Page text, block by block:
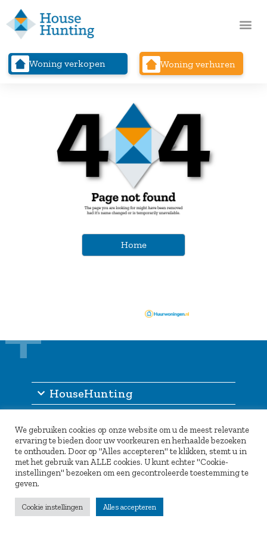
Woning verkopen Woning verhuren
Home
HouseHunting
Inlogportaal
Partners
We gebruiken cookies op onze website om u de meest relevante
ervaring te bieden door uw voorkeuren en herhaalde bezoeken
te onthouden. Door op "Alles accepteren" te klikken, stemt u in
met het gebruik van ALLE cookies. U kunt echter "Cookie-
instellingen" bezoeken om een gecontroleerde toestemming te
geven.
Cookie instellingen Alles accepteren